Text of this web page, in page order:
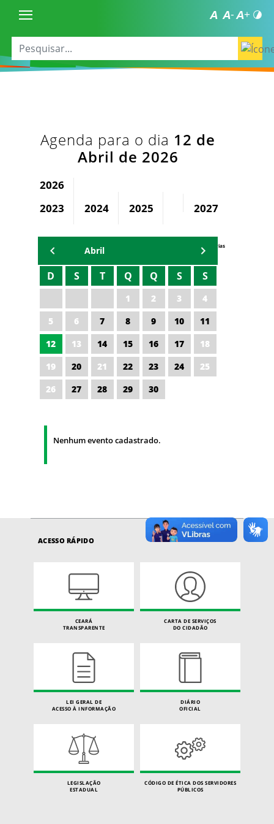
Agenda para o dia 12 de
Abril de 2026
2026
2023
2024 2025 2027
Agenda Secretárias
Abril
D S T Q Q S S
1 2 3
4
5
6 7 8 9 10
11
12
13 14 15 16 17
18
19
20 21 22 23 24
25
26
27 28 29 30
Nenhum evento cadastrado.
ACESSO RÁPIDO
CEARÁ
TRANSPARENTE
CARTA DE SERVIÇOS
DO CIDADÃO
LEI GERAL DE
ACESSO À INFORMAÇÃO
DIÁRIO
OFICIAL
LEGISLAÇÃO
ESTADUAL
CÓDIGO DE ÉTICA DOS SERVIDORES
PÚBLICOS